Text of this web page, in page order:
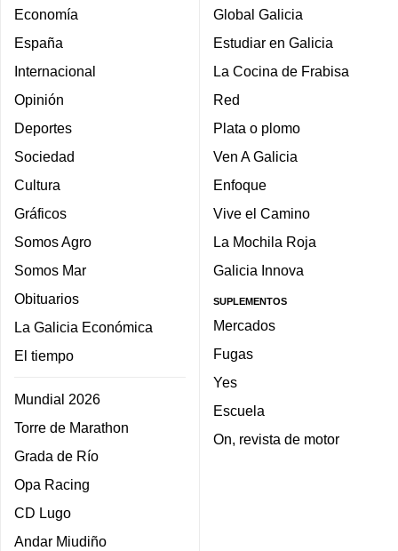
Economía
España
Internacional
Opinión
Deportes
Sociedad
Cultura
Gráficos
Somos Agro
Somos Mar
Obituarios
La Galicia Económica
El tiempo
Mundial 2026
Torre de Marathon
Grada de Río
Opa Racing
CD Lugo
Andar Miudiño
Global Galicia
Estudiar en Galicia
La Cocina de Frabisa
Red
Plata o plomo
Ven A Galicia
Enfoque
Vive el Camino
La Mochila Roja
Galicia Innova
SUPLEMENTOS
Mercados
Fugas
Yes
Escuela
On, revista de motor